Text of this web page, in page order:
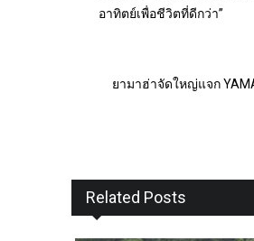
อาทิตย์เพื่อชีวิตที่ดีกว่า”
ยามาฮ่าจัดใหญ่แจก
Related Posts